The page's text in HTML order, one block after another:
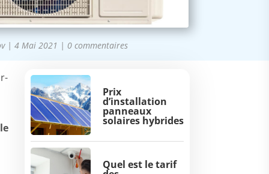
| 4 Mai 2021 | 0 commentaires
Prix
d’installation
panneaux
solaires hybrides
Quel est le tarif